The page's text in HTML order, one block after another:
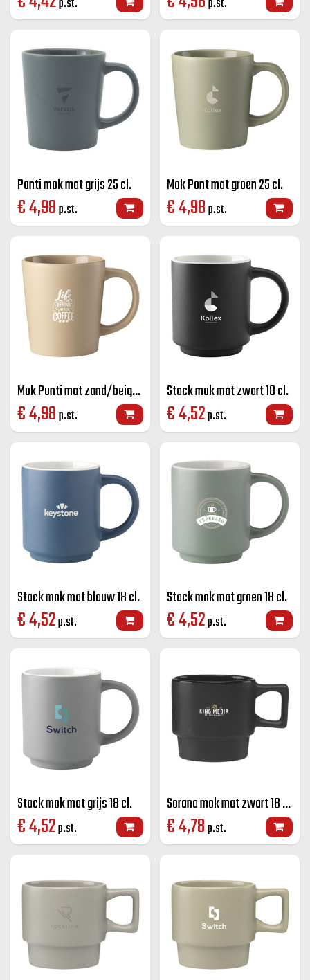
Ponti mok mat grijs 25 cl.
€4,98p.st.
Mok Pont mat groen 25 cl.
€4,98p.st.
Mok Ponti mat zand/beige 25 cl.
€4,98p.st.
Stack mok mat zwart 18 cl.
€4,52p.st.
Stack mok mat blauw 18 cl.
€4,52p.st.
Stack mok mat groen 18 cl.
€4,52p.st.
Stack mok mat grijs 18 cl.
€4,52p.st.
Sorana mok mat zwart 18 cl.
€4,78p.st.